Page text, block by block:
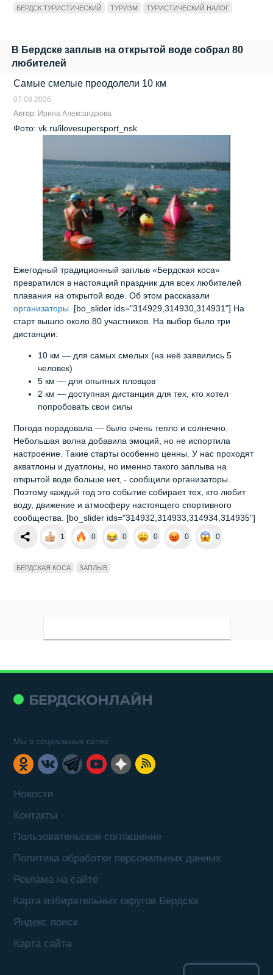
БЕРДСК ТУРИСТИЧЕСКИЙ ТУРИЗМ ТУРИСТИЧЕСКИЙ НАЛОГ
В Бердске заплыв на открытой воде собрал 80
любителей
Самые смелые преодолели 10 км
07.08.2026
Автор: Ирина Александрова
Фото: vk.ru/ilovesupersport_nsk
Ежегодный традиционный заплыв «Бердская коса»
превратился в настоящий праздник для всех любителей
плавания на открытой воде. Об этом рассказали
организаторы.
[bo_slider ids="314929,314930,314931"] На
старт вышло около 80 участников. На выбор было три
дистанции:
10 км — для самых смелых (на неё заявились 5
человек)
5 км — для опытных пловцов
2 км — доступная дистанция для тех, кто хотел
попробовать свои силы
Погода порадовала — было очень тепло и солнечно.
Небольшая волна добавила эмоций, но не испортила
настроение. Такие старты особенно ценны. У нас проходят
акватлоны и дуатлоны, но именно такого заплыва на
открытой воде больше нет, - сообщили организаторы.
Поэтому каждый год это событие собирает тех, кто любит
воду, движение и атмосферу настоящего спортивного
сообщества. [bo_slider ids="314932,314933,314934,314935"]
1 0 0 0 0 0
БЕРДСКАЯ КОСА ЗАПЛЫВ
Новости
Контакты
Пользовательское соглашение
Политика обработки персональных данных
Реклама на сайте
Карта избирательных округов Бердска
Яндекс поиск
Карта сайта
Мы в социальных сетях